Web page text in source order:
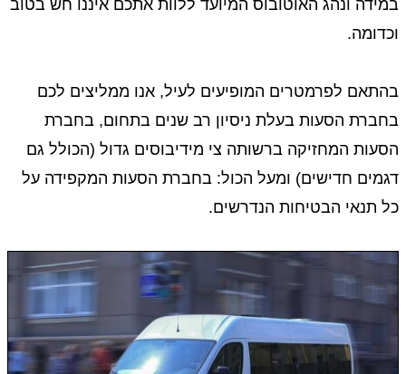
במידה ונהג האוטובוס המיועד ללוות אתכם איננו חש בטוב
וכדומה.
בהתאם לפרמטרים המופיעים לעיל, אנו ממליצים לכם
בחברת הסעות בעלת ניסיון רב שנים בתחום, בחברת
הסעות המחזיקה ברשותה צי מידיבוסים גדול (הכולל גם
דגמים חדישים) ומעל הכול: בחברת הסעות המקפידה על
כל תנאי הבטיחות הנדרשים.